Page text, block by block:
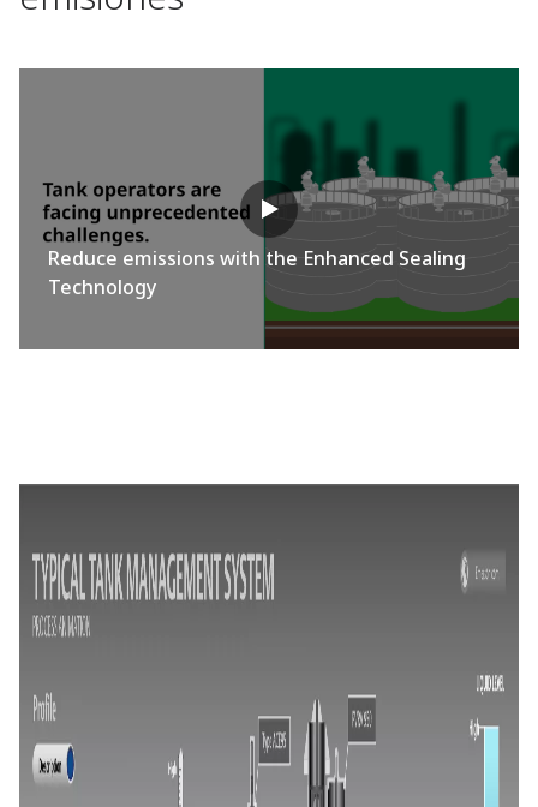
Reduce emissions with the Enhanced Sealing
Technology